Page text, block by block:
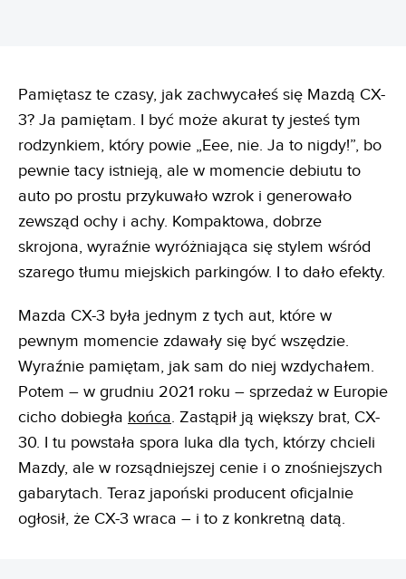
Pamiętasz te czasy, jak zachwycałeś się Mazdą CX-
3? Ja pamiętam. I być może akurat ty jesteś tym
rodzynkiem, który powie „Eee, nie. Ja to nigdy!”, bo
pewnie tacy istnieją, ale w momencie debiutu to
auto po prostu przykuwało wzrok i generowało
zewsząd ochy i achy. Kompaktowa, dobrze
skrojona, wyraźnie wyróżniająca się stylem wśród
szarego tłumu miejskich parkingów. I to dało efekty.
Mazda CX-3 była jednym z tych aut, które w
pewnym momencie zdawały się być wszędzie.
Wyraźnie pamiętam, jak sam do niej wzdychałem.
Potem – w grudniu 2021 roku – sprzedaż w Europie
cicho dobiegła końca. Zastąpił ją większy brat, CX-
30. I tu powstała spora luka dla tych, którzy chcieli
Mazdy, ale w rozsądniejszej cenie i o znośniejszych
gabarytach. Teraz japoński producent oficjalnie
ogłosił, że CX-3 wraca – i to z konkretną datą.